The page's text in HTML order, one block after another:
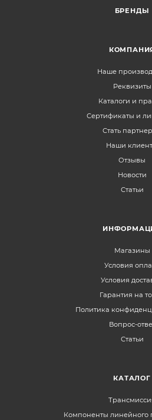
БРЕНДЫ
Наше
Реквизиты
Каталоги и
Сертификаты и
Стать
Наши
Отзывы
Новости
Статьи
Магазины
Условия
Условия
Гарантия на
Политика
Вопрос-
Статьи
КАТАЛОГ
Компоненты